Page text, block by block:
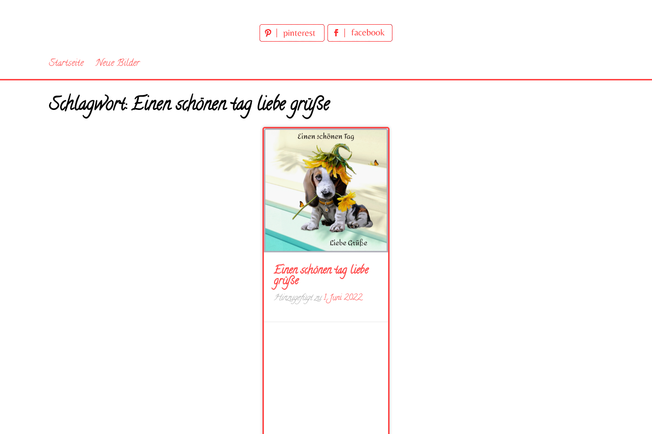
Startseite Neue Bilder
Schlagwort:Einen schönen tag liebe grüße
Einen schönen tag liebe
grüße
Hinzugefügt zu1. Juni 2022